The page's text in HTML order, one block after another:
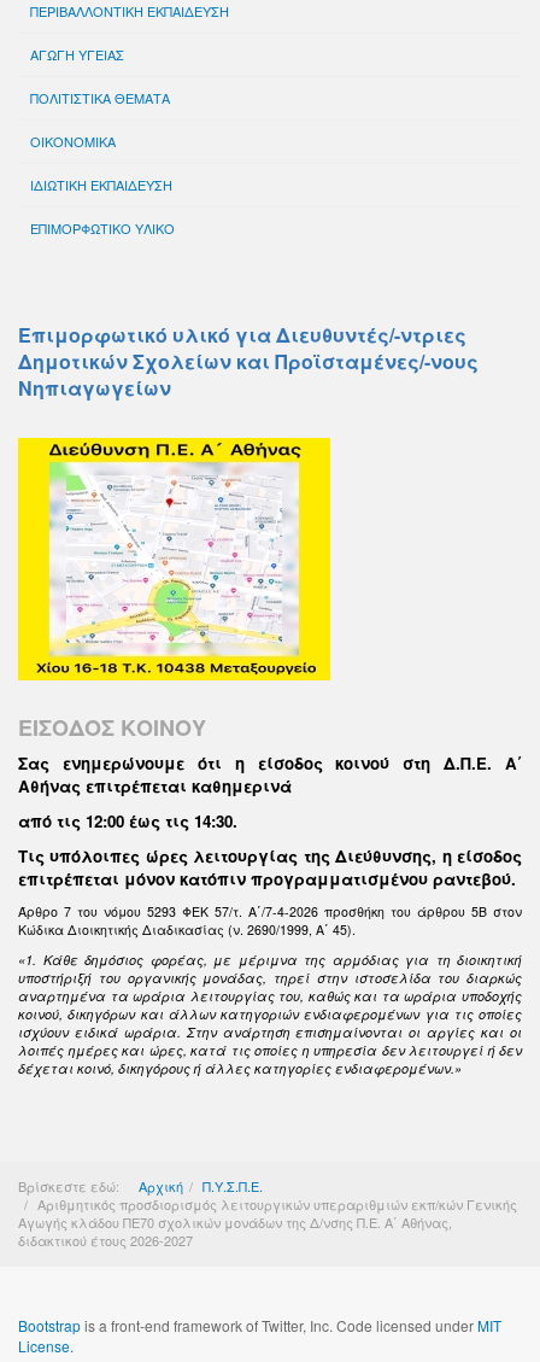
ΠΕΡΙΒΑΛΛΟΝΤΙΚΗ ΕΚΠΑΙΔΕΥΣΗ
ΑΓΩΓΗ ΥΓΕΙΑΣ
ΠΟΛΙΤΙΣΤΙΚΑ ΘΕΜΑΤΑ
ΟΙΚΟΝΟΜΙΚΑ
ΙΔΙΩΤΙΚΗ ΕΚΠΑΙΔΕΥΣΗ
ΕΠΙΜΟΡΦΩΤΙΚΟ ΥΛΙΚΟ
Επιμορφωτικό υλικό για Διευθυντές/-ντριες
Δημοτικών Σχολείων και Προϊσταμένες/-νους
Νηπιαγωγείων
ΕΙΣΟΔΟΣ ΚΟΙΝΟΥ
Σας ενημερώνουμε ότι η είσοδος κοινού στη Δ.Π.Ε. Α΄
Αθήνας επιτρέπεται καθημερινά
από τις 12:00 έως τις 14:30.
Τις υπόλοιπες ώρες λειτουργίας της Διεύθυνσης, η είσοδος
επιτρέπεται μόνον κατόπιν προγραμματισμένου ραντεβού.
Άρθρο 7 του νόμου 5293 ΦΕΚ 57/τ. Α΄/7-4-2026 προσθήκη του άρθρου 5Β στον
Κώδικα Διοικητικής Διαδικασίας (ν. 2690/1999, Α΄ 45).
«1. Κάθε δημόσιος φορέας, με μέριμνα της αρμόδιας για τη διοικητική
υποστήριξή του οργανικής μονάδας, τηρεί στην ιστοσελίδα του διαρκώς
αναρτημένα τα ωράρια λειτουργίας του, καθώς και τα ωράρια υποδοχής
κοινού, δικηγόρων και άλλων κατηγοριών ενδιαφερομένων για τις οποίες
ισχύουν ειδικά ωράρια. Στην ανάρτηση επισημαίνονται οι αργίες και οι
λοιπές ημέρες και ώρες, κατά τις οποίες η υπηρεσία δεν λειτουργεί ή δεν
δέχεται κοινό, δικηγόρους ή άλλες κατηγορίες ενδιαφερομένων.»
Βρίσκεστε εδώ: Αρχική
Π.Υ.Σ.Π.Ε.
Αριθμητικός προσδιορισμός λειτουργικών υπεραριθμιών εκπ/κών Γενικής
Αγωγής κλάδου ΠΕ70 σχολικών μονάδων της Δ/νσης Π.Ε. Α΄ Αθήνας,
διδακτικού έτους 2026-2027
Bootstrapis a front-end framework of Twitter, Inc. Code licensed underMIT
License.